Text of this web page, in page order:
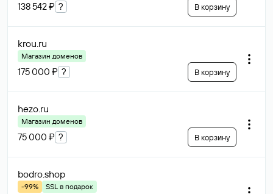
138 542 ₽ ? В корзину
krou.ru
Магазин доменов
175 000 ₽ ? В корзину
hezo.ru
Магазин доменов
75 000 ₽ ? В корзину
bodro.shop
-99%
SSL в подарок